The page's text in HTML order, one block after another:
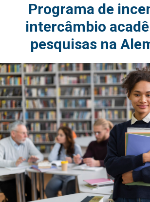
Programa de
intercâmbio
pesquisas na